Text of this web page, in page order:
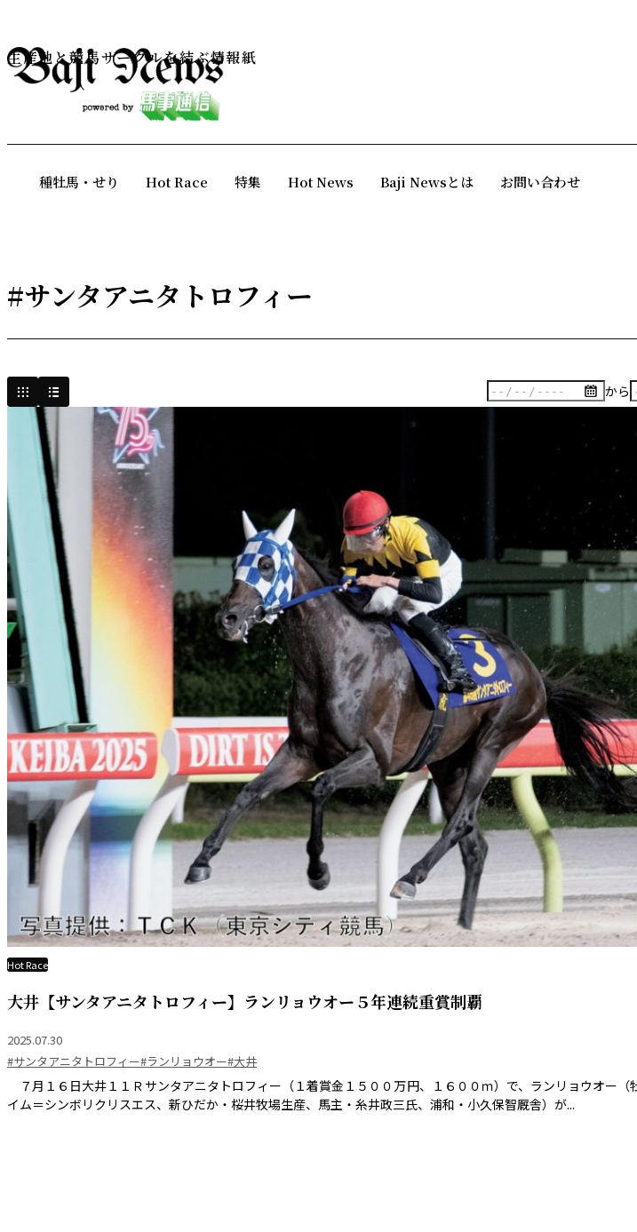
生産地と競馬サークルを結ぶ情報紙
種牡馬・せり Hot Race 特集 Hot News Baji Newsとは お問い合わせ
#サンタアニタトロフィー
から
Hot Race
大井【サンタアニタトロフィー】ランリョウオー５年連続重賞制覇
2025.07.30
#サンタアニタトロフィー#ランリョウオー#大井
７月１６日大井１１Ｒサンタアニタトロフィー（１着賞金１５００万円、１６００ｍ）で、ランリョウオー（
イム＝シンボリクリスエス、新ひだか・桜井牧場生産、馬主・糸井政三氏、浦和・小久保智厩舎）が...